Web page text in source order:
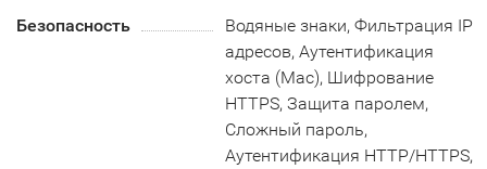
Безопасность
Водяные знаки, Фильтрация IP
адресов, Аутентификация
хоста (Mac), Шифрование
HTTPS, Защита паролем,
Сложный пароль,
Аутентификация HTTP/HTTPS,